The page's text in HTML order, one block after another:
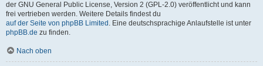
der GNU General Public License, Version 2 (GPL-2.0) veröffentlicht und kann
frei vertrieben werden. Weitere Details findest du
auf der Seite von phpBB Limited . Eine deutschsprachige Anlaufstelle ist unter
phpBB.de zu finden.
Nach oben